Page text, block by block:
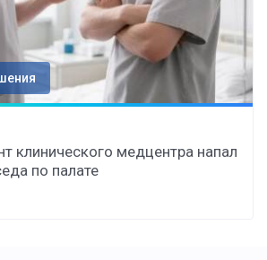
клинического медцентра напал
по палате